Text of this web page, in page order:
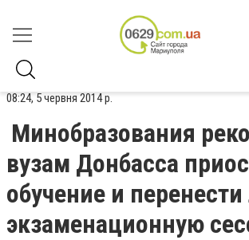
08:24, 5 червня 2014 р.
Минобразования
вузам Донбасса
обучение и
экзаменационную